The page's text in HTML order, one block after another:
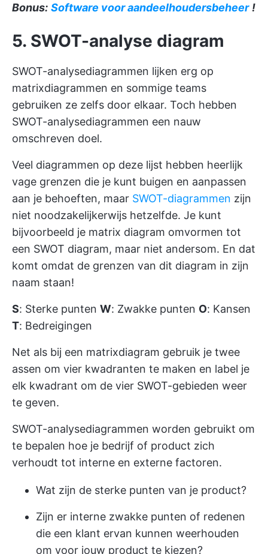
Bonus: Software voor aandeelhoudersbeheer !
5. SWOT-analyse diagram
SWOT-analysediagrammen lijken erg op
matrixdiagrammen en sommige teams
gebruiken ze zelfs door elkaar. Toch hebben
SWOT-analysediagrammen een nauw
omschreven doel.
Veel diagrammen op deze lijst hebben heerlijk
vage grenzen die je kunt buigen en aanpassen
aan je behoeften, maar SWOT-diagrammen zijn
niet noodzakelijkerwijs hetzelfde. Je kunt
bijvoorbeeld je matrix diagram omvormen tot
een SWOT diagram, maar niet andersom. En dat
komt omdat de grenzen van dit diagram in zijn
naam staan!
S: Sterke punten W: Zwakke punten O: Kansen
T: Bedreigingen
Net als bij een matrixdiagram gebruik je twee
assen om vier kwadranten te maken en label je
elk kwadrant om de vier SWOT-gebieden weer
te geven.
SWOT-analysediagrammen worden gebruikt om
te bepalen hoe je bedrijf of product zich
verhoudt tot interne en externe factoren.
Wat zijn de sterke punten van je product?
Zijn er interne zwakke punten of redenen
die een klant ervan kunnen weerhouden
om voor jouw product te kiezen?